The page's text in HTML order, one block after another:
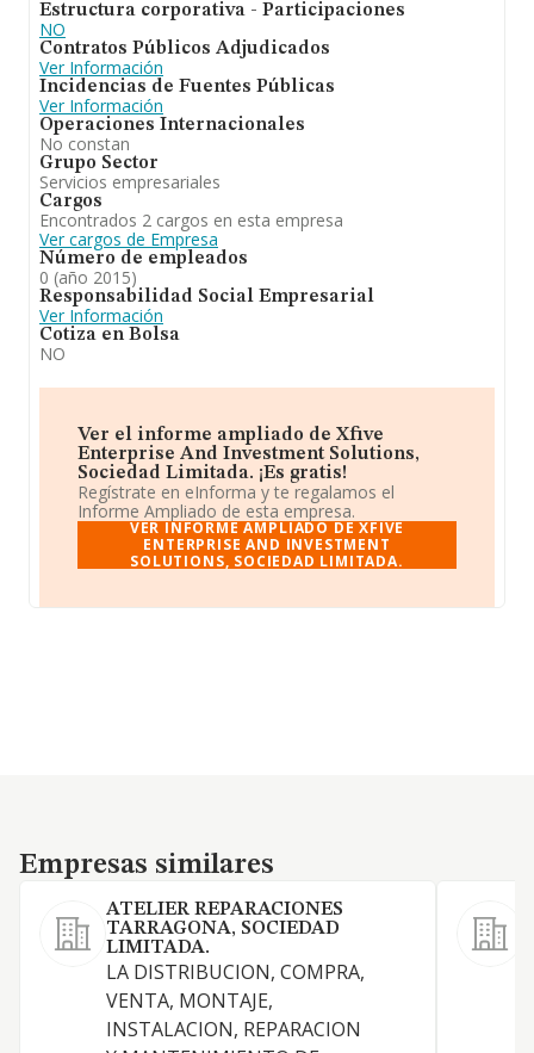
Estructura corporativa - Participaciones
NO
Contratos Públicos Adjudicados
Ver Información
Incidencias de Fuentes Públicas
Ver Información
Operaciones Internacionales
No constan
Grupo Sector
Servicios empresariales
Cargos
Encontrados 2 cargos en esta empresa
Ver cargos de Empresa
Número de empleados
0 (año 2015)
Responsabilidad Social Empresarial
Ver Información
Cotiza en Bolsa
NO
Ver el informe ampliado de Xfive
Enterprise And Investment Solutions,
Sociedad Limitada. ¡Es gratis!
Regístrate en eInforma y te regalamos el
Informe Ampliado de esta empresa.
VER INFORME AMPLIADO DE XFIVE
ENTERPRISE AND INVESTMENT
SOLUTIONS, SOCIEDAD LIMITADA.
Empresas similares
Empresas similares
ATELIER REPARACIONES
TARRAGONA, SOCIEDAD
LIMITADA.
LA DISTRIBUCION, COMPRA,
VENTA, MONTAJE,
INSTALACION, REPARACION